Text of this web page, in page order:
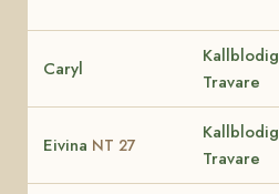
Caryl
Kallblodig
Travare
Eivina NT 27
Kallblodig
Travare